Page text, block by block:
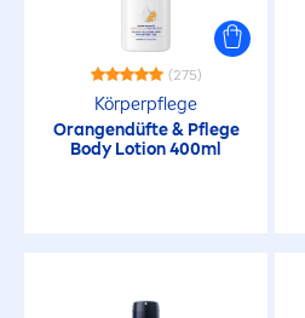
(275)
Körperpflege
Orangendüfte & Pflege
Body Lotion 400ml